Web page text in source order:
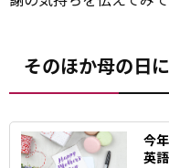
そのほか母の日
今
英